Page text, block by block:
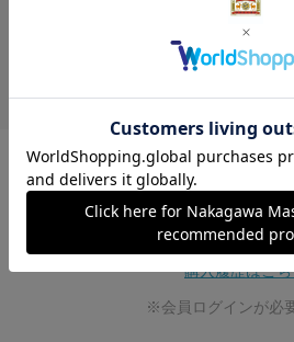
レビューはありませ
レビュー投稿は、ご購入い
限らせていただいてお
購入履歴はこ
※会員ログインが必